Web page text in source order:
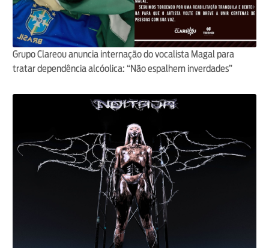
Grupo Clareou anuncia internação do vocalista Magal para
tratar dependência alcóolica: “Não espalhem inverdades”